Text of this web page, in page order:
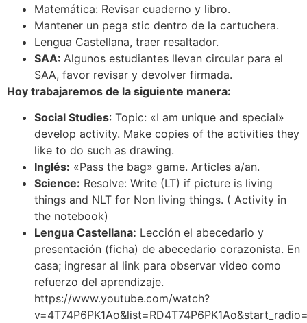
Matemática: Revisar cuaderno y libro.
Mantener un pega stic dentro de la cartuchera.
Lengua Castellana, traer resaltador.
SAA: Algunos estudiantes llevan circular para el
SAA, favor revisar y devolver firmada.
Hoy trabajaremos de la siguiente manera:
Social Studies: Topic: «I am unique and special»
develop activity. Make copies of the activities they
like to do such as drawing.
Inglés: «Pass the bag» game. Articles a/an.
Science: Resolve: Write (LT) if picture is living
things and NLT for Non living things. ( Activity in
the notebook)
Lengua Castellana: Lección el abecedario y
presentación (ficha) de abecedario corazonista. En
casa; ingresar al link para observar video como
refuerzo del aprendizaje.
https://www.youtube.com/watch?